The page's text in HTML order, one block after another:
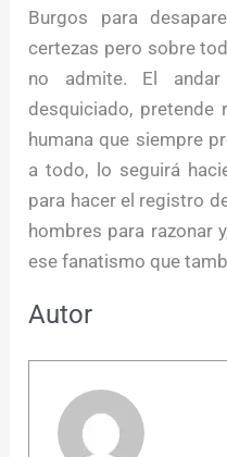
Burgos para
certezas pero sobre
no admite. El
desquiciado, pretende
humana que siempre
a todo, lo seguirá
para hacer el registro
hombres para razonar
ese fanatismo que
Autor